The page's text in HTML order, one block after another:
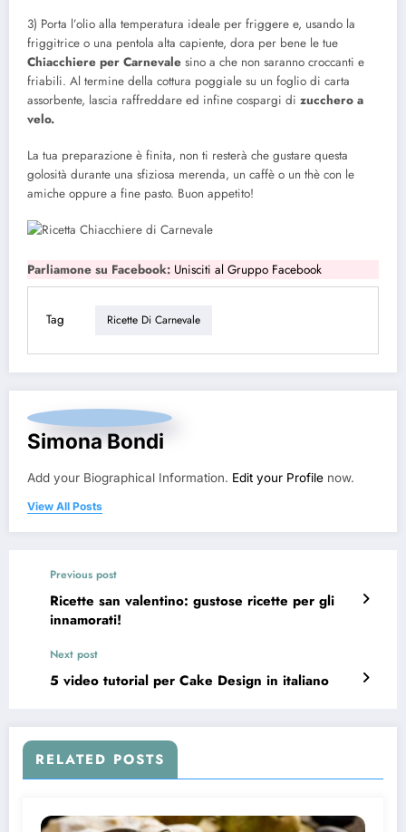
3) Porta l’olio alla temperatura ideale per friggere e, usando la
friggitrice o una pentola alta capiente, dora per bene le tue
Chiacchiere per Carnevale sino a che non saranno croccanti e
friabili. Al termine della cottura poggiale su un foglio di carta
assorbente, lascia raffreddare ed infine cospargi di zucchero a
velo.
La tua preparazione è finita, non ti resterà che gustare questa
golosità durante una sfiziosa merenda, un caffè o un thè con le
amiche oppure a fine pasto. Buon appetito!
Parliamone su Facebook: Unisciti al Gruppo Facebook
Tag Ricette Di Carnevale
Simona Bondi
Add your Biographical Information. Edit your Profile now.
View All Posts
Previous post
Ricette san valentino: gustose ricette per gli
innamorati!
Next post
5 video tutorial per Cake Design in italiano
RELATED POSTS